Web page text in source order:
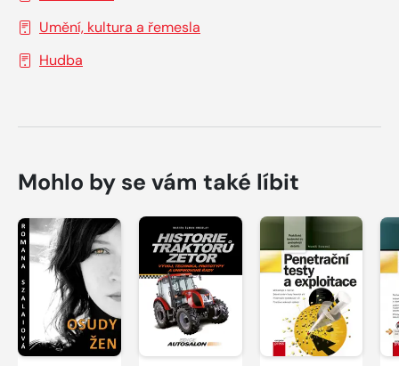
Umění, kultura a řemesla
Hudba
Mohlo by se vám také líbit